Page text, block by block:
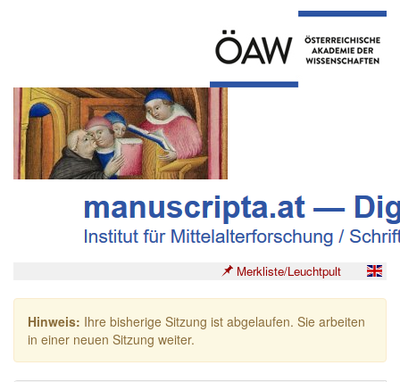
Merkliste/Leuchtpult
Hinweis: Ihre bisherige Sitzung ist abgelaufen. Sie arbeiten
in einer neuen Sitzung weiter.